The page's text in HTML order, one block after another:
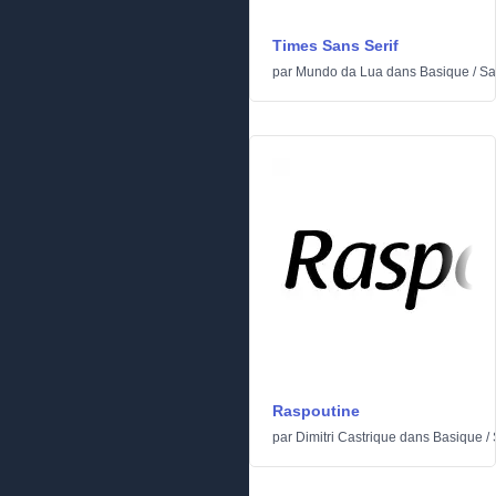
Times Sans Serif
par Mundo da Lua dans Basique /
Raspoutine
par Dimitri Castrique dans Basique /